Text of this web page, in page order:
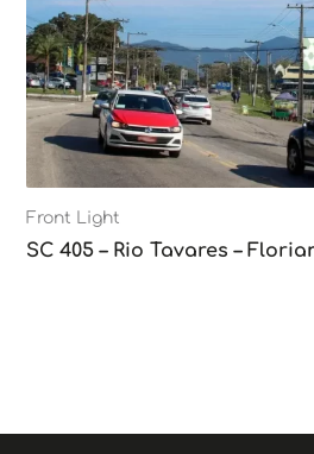
Front Light
SC 405 – Rio Tavares –